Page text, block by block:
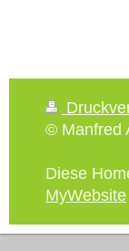
© Manfred
Diese
MyWebsite